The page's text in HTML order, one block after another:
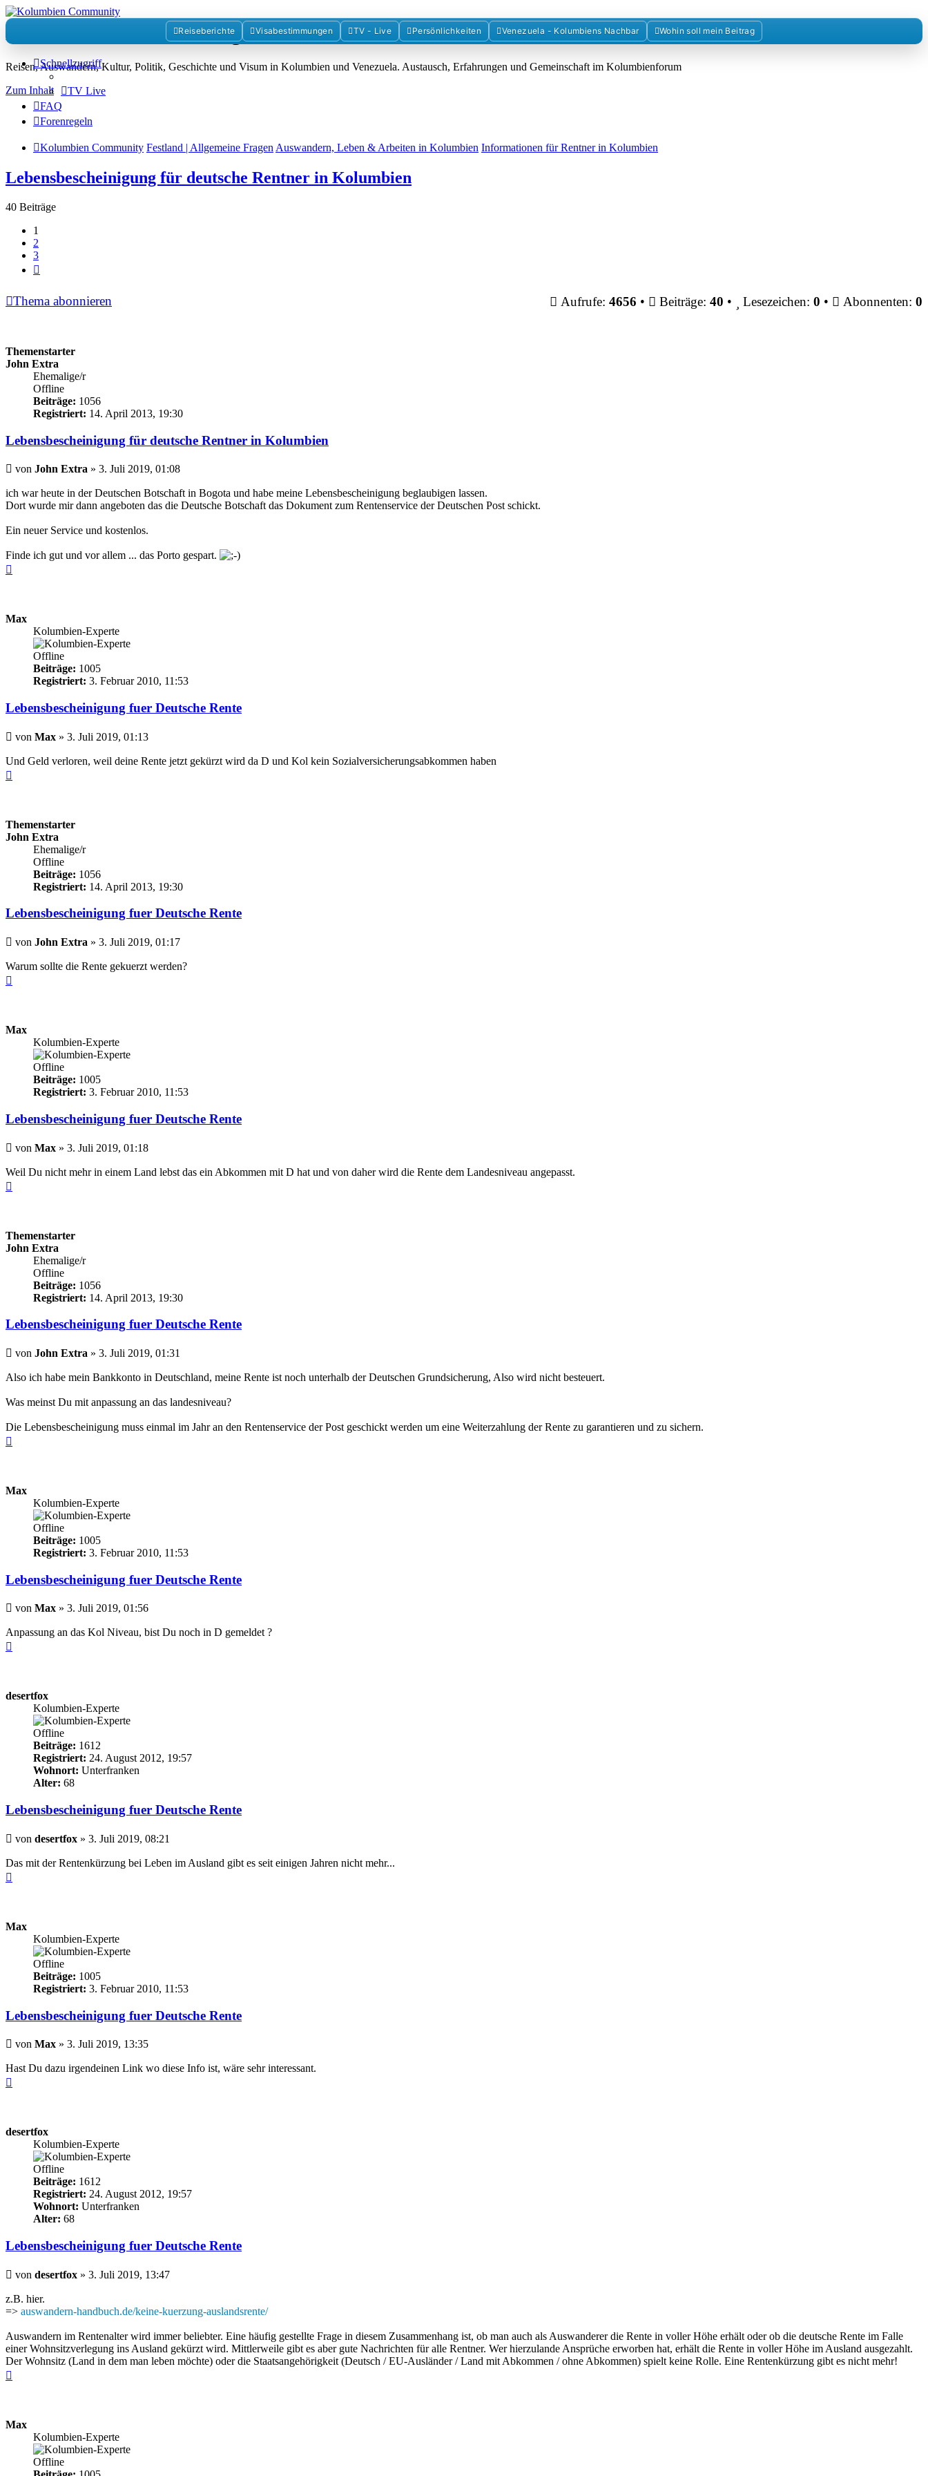
Kolumbienforum - Das grosse Forum der Freunde Kolumbiens
Reisen, Auswandern, Kultur, Politik, Geschichte und Visum in Kolumbien und Venezuela. Austausch, Erfahrungen und Gemeinschaft im Kolumbienforum
Zum Inhalt
Reiseberichte Visabestimmungen TV - Live Persönlichkeiten Venezuela - Kolumbiens Nachbar Wohin soll mein Beitrag
Schnellzugriff
TV Live
FAQ
Forenregeln
Kolumbien Community Festland | Allgemeine Fragen Auswandern, Leben & Arbeiten in Kolumbien Informationen für Rentner in Kolumbien
Lebensbescheinigung für deutsche Rentner in Kolumbien
40 Beiträge
1
2
3
Thema abonnieren Aufrufe: 4656 • Beiträge: 40 • Lesezeichen: 0 • Abonnenten: 0
Themenstarter
John Extra
Ehemalige/r
Offline
Beiträge: 1056
Registriert: 14. April 2013, 19:30
Lebensbescheinigung für deutsche Rentner in Kolumbien
Beitrag
von John Extra » 3. Juli 2019, 01:08
ich war heute in der Deutschen Botschaft in Bogota und habe meine Lebensbescheinigung beglaubigen lassen.
Dort wurde mir dann angeboten das die Deutsche Botschaft das Dokument zum Rentenservice der Deutschen Post schickt.
Ein neuer Service und kostenlos.
Finde ich gut und vor allem ... das Porto gespart.
Max
Kolumbien-Experte
Offline
Beiträge: 1005
Registriert: 3. Februar 2010, 11:53
Lebensbescheinigung fuer Deutsche Rente
Beitrag
von Max » 3. Juli 2019, 01:13
Und Geld verloren, weil deine Rente jetzt gekürzt wird da D und Kol kein Sozialversicherungsabkommen haben
Themenstarter
John Extra
Ehemalige/r
Offline
Beiträge: 1056
Registriert: 14. April 2013, 19:30
Lebensbescheinigung fuer Deutsche Rente
Beitrag
von John Extra » 3. Juli 2019, 01:17
Warum sollte die Rente gekuerzt werden?
Max
Kolumbien-Experte
Offline
Beiträge: 1005
Registriert: 3. Februar 2010, 11:53
Lebensbescheinigung fuer Deutsche Rente
Beitrag
von Max » 3. Juli 2019, 01:18
Weil Du nicht mehr in einem Land lebst das ein Abkommen mit D hat und von daher wird die Rente dem Landesniveau angepasst.
Themenstarter
John Extra
Ehemalige/r
Offline
Beiträge: 1056
Registriert: 14. April 2013, 19:30
Lebensbescheinigung fuer Deutsche Rente
Beitrag
von John Extra » 3. Juli 2019, 01:31
Also ich habe mein Bankkonto in Deutschland, meine Rente ist noch unterhalb der Deutschen Grundsicherung, Also wird nicht besteuert.
Was meinst Du mit anpassung an das landesniveau?
Die Lebensbescheinigung muss einmal im Jahr an den Rentenservice der Post geschickt werden um eine Weiterzahlung der Rente zu garantieren und zu sichern.
Max
Kolumbien-Experte
Offline
Beiträge: 1005
Registriert: 3. Februar 2010, 11:53
Lebensbescheinigung fuer Deutsche Rente
Beitrag
von Max » 3. Juli 2019, 01:56
Anpassung an das Kol Niveau, bist Du noch in D gemeldet ?
desertfox
Kolumbien-Experte
Offline
Beiträge: 1612
Registriert: 24. August 2012, 19:57
Wohnort: Unterfranken
Alter: 68
Lebensbescheinigung fuer Deutsche Rente
Beitrag
von desertfox » 3. Juli 2019, 08:21
Das mit der Rentenkürzung bei Leben im Ausland gibt es seit einigen Jahren nicht mehr...
Max
Kolumbien-Experte
Offline
Beiträge: 1005
Registriert: 3. Februar 2010, 11:53
Lebensbescheinigung fuer Deutsche Rente
Beitrag
von Max » 3. Juli 2019, 13:35
Hast Du dazu irgendeinen Link wo diese Info ist, wäre sehr interessant.
desertfox
Kolumbien-Experte
Offline
Beiträge: 1612
Registriert: 24. August 2012, 19:57
Wohnort: Unterfranken
Alter: 68
Lebensbescheinigung fuer Deutsche Rente
Beitrag
von desertfox » 3. Juli 2019, 13:47
z.B. hier.
=> auswandern-handbuch.de/keine-kuerzung-auslandsrente/
Auswandern im Rentenalter wird immer beliebter. Eine häufig gestellte Frage in diesem Zusammenhang ist, ob man auch als Auswanderer die Rente in voller Höhe erhält oder ob die deutsche Rente im Falle
einer Wohnsitzverlegung ins Ausland gekürzt wird. Mittlerweile gibt es aber gute Nachrichten für alle Rentner. Wer hierzulande Ansprüche erworben hat, erhält die Rente in voller Höhe im Ausland ausgezahlt.
Der Wohnsitz (Land in dem man leben möchte) oder die Staatsangehörigkeit (Deutsch / EU-Ausländer / Land mit Abkommen / ohne Abkommen) spielt keine Rolle. Eine Rentenkürzung gibt es nicht mehr!
Max
Kolumbien-Experte
Offline